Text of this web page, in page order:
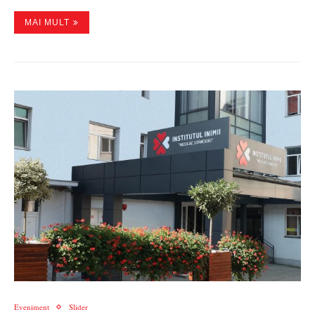
MAI MULT
Eveniment Slider